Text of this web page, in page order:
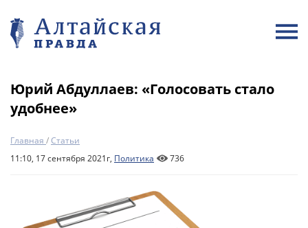
Юрий Абдуллаев: «Голосовать стало
удобнее»
Главная /Статьи
11:10, 17 сентября 2021г, Политика 736